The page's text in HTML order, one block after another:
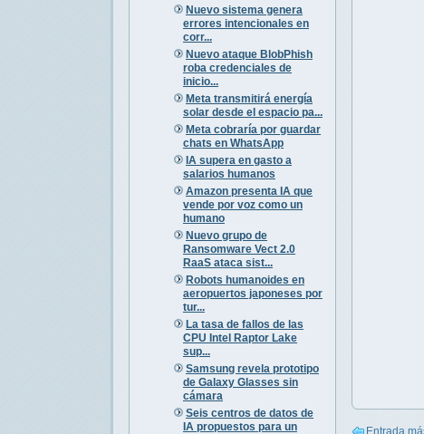
Nuevo sistema genera
errores intencionales en
corr...
Nuevo ataque BlobPhish
roba credenciales de
inicio...
Meta transmitirá energía
solar desde el espacio pa...
Meta cobraría por guardar
chats en WhatsApp
IA supera en gasto a
salarios humanos
Amazon presenta IA que
vende por voz como un
humano
Nuevo grupo de
Ransomware Vect 2.0
RaaS ataca sist...
Robots humanoides en
aeropuertos japoneses por
tur...
La tasa de fallos de las
CPU Intel Raptor Lake
sup...
Samsung revela prototipo
de Galaxy Glasses sin
cámara
Seis centros de datos de
IA propuestos para un